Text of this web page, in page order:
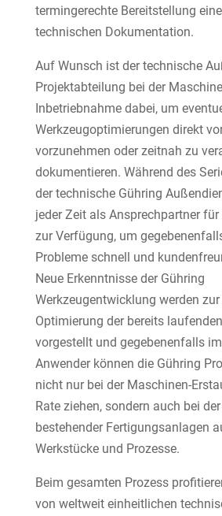
termingerechte Bereitstellung
technischen Dokumentation.
Auf Wunsch ist der technische
Projektabteilung bei der
Inbetriebnahme dabei, um
Werkzeugoptimierungen direkt
vorzunehmen oder zeitnah zu
dokumentieren. Während des
der technische Gühring
jeder Zeit als Ansprechpartner
zur Verfügung, um
Probleme schnell und
Neue Erkenntnisse der Gühring
Werkzeugentwicklung werden
Optimierung der bereits
vorgestellt und gegebenenfalls
Anwender können die Gühring
nicht nur bei der Maschinen-
Rate ziehen, sondern auch bei
bestehender Fertigungsanlagen
Werkstücke und Prozesse.
Beim gesamten Prozess
von weltweit einheitlichen